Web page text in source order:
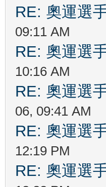
RE: 奧運選
09:11 AM
RE: 奧運選
10:16 AM
RE: 奧運選
06, 09:41 AM
RE: 奧運選
12:19 PM
RE: 奧運選